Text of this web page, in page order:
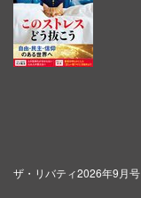
ザ・リバティ2026年9月号